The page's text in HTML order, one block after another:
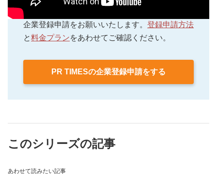
PR TIMESのご利用を希望される方は、以下より
企業登録申請をお願いいたします。 登録申請方法
と料金プランをあわせてご確認ください。
PR TIMESの企業登録申請をする
このシリーズの記事
あわせて読みたい記事